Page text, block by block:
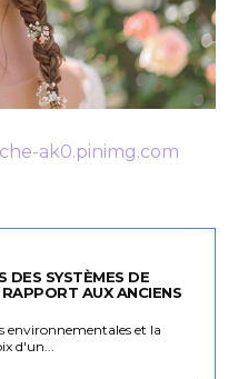
ak0.pinimg.com
DES SYSTÈMES DE
AUX ANCIENS
environnementales et la
d'un...